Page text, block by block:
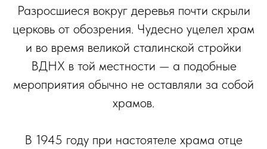
Разросшиеся вокруг деревья почти скрыли
церковь от обозрения. Чудесно уцелел храм
и во время великой сталинской стройки
ВДНХ в той местности — а подобные
мероприятия обычно не оставляли за собой
храмов.
В 1945 году при настоятеле храма отце